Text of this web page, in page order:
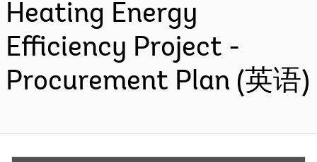
Heating Energy
Efficiency Project -
Procurement Plan (英语)